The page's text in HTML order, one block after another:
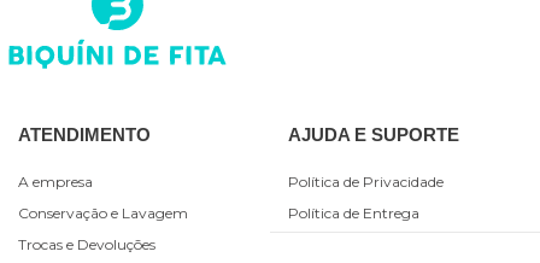
ATENDIMENTO
A empresa
Conservação e Lavagem
Trocas e Devoluções
AJUDA E SUPORTE
Política de Privacidade
Política de Entrega